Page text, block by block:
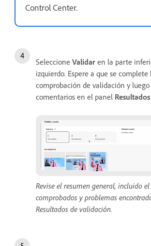
Control Center.
Seleccione Validar en la parte
izquierdo. Espere a que se complete
comprobación de validación y luego
comentarios en el panel
Revise el resumen general, incluido
comprobados y problemas
Resultados de validación.